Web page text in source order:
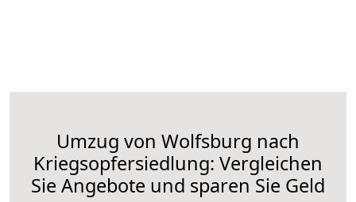
Umzug von Wolfsburg nach
Kriegsopfersiedlung: Vergleichen
Sie Angebote und sparen Sie Geld